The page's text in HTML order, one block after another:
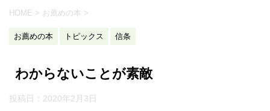
HOME > お薦めの本 >
お薦めの本 トピックス 信条
わからないことが素敵
投稿日： 2020年2月3日